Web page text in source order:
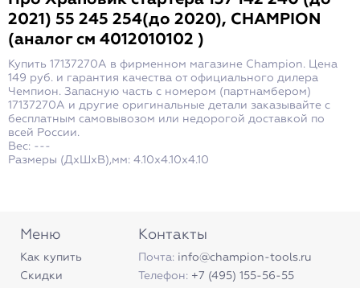
2021) 55 245 254(до 2020), CHAMPION
(аналог см 4012010102 )
Купить 17137270A в фирменном магазине Champion. Цена
149 руб. и гарантия качества от официального дилера
Чемпион. Запасную часть с номером (партнамбером)
17137270A и другие оригинальные детали заказывайте с
бесплатным самовывозом или недорогой доставкой по
всей России.
Вес: ---
Размеры (ДxШxВ),мм: 4.10x4.10x4.10
Меню
Как купить
Скидки
Контакты
Почта: info@champion-tools.ru
Телефон: +7 (495) 155-56-55